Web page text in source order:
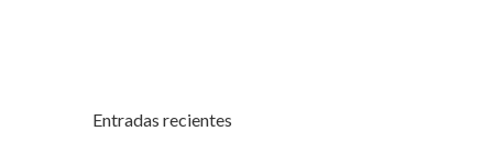
Entradas recientes